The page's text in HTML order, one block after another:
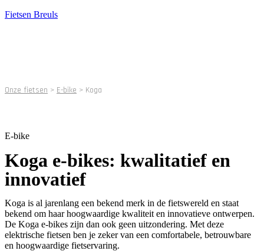
Fietsen Breuls
Onze fietsen > E-bike > Koga
E-bike
Koga e-bikes: kwalitatief en
innovatief
Koga is al jarenlang een bekend merk in de fietswereld en staat
bekend om haar hoogwaardige kwaliteit en innovatieve ontwerpen.
De Koga e-bikes zijn dan ook geen uitzondering. Met deze
elektrische fietsen ben je zeker van een comfortabele, betrouwbare
en hoogwaardige fietservaring.